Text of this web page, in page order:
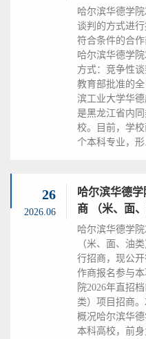
哈尔滨华德学
谈判的方式进
符合条件的合作
哈尔滨华德学
方式：竞争性
教育部批准的
滨工业大学华德
是黑龙江省内
校。目前，学
个本科专业，形
26
2026.06
哈尔滨华德
商 （米、面
哈尔滨华德学
（米、面、油
行招商，现公
作商报名参与
院2026年直招
类）项目招商
概况哈尔滨华
本科高校，前